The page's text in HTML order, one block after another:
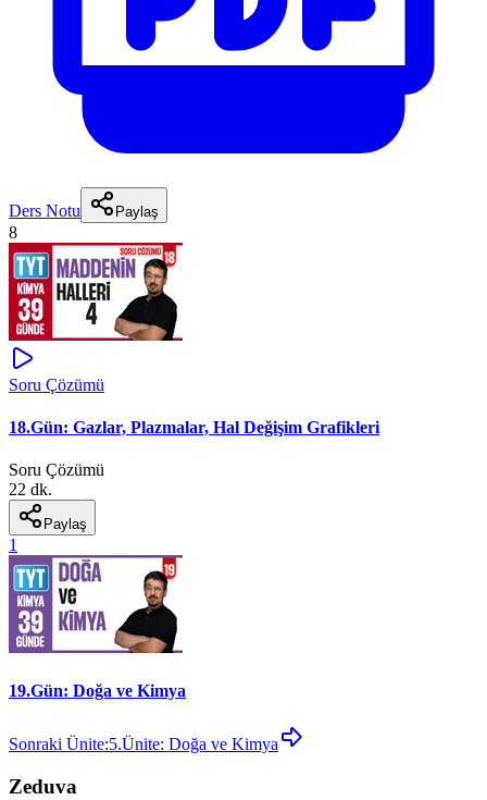
Ders Notu Paylaş
8
Soru Çözümü
18.Gün: Gazlar, Plazmalar, Hal Değişim Grafikleri
Soru Çözümü
22 dk.
Paylaş
1
19.Gün: Doğa ve Kimya
Sonraki Ünite:5.Ünite: Doğa ve Kimya
Zeduva